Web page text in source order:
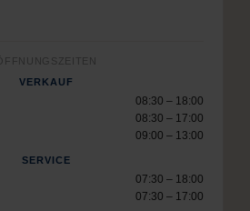
ÖFFNUNGSZEITEN
VERKAUF
08:30 – 18:00
08:30 – 17:00
09:00 – 13:00
SERVICE
07:30 – 18:00
07:30 – 17:00